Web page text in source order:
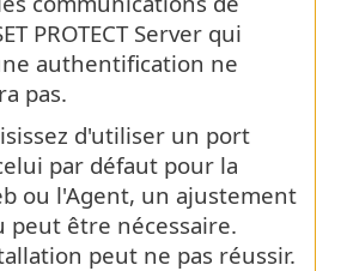
PROTECT Server qui
authentification ne
pas.
d'utiliser un port
par défaut pour la
ou l'Agent, un ajustement
peut être nécessaire.
peut ne pas réussir.